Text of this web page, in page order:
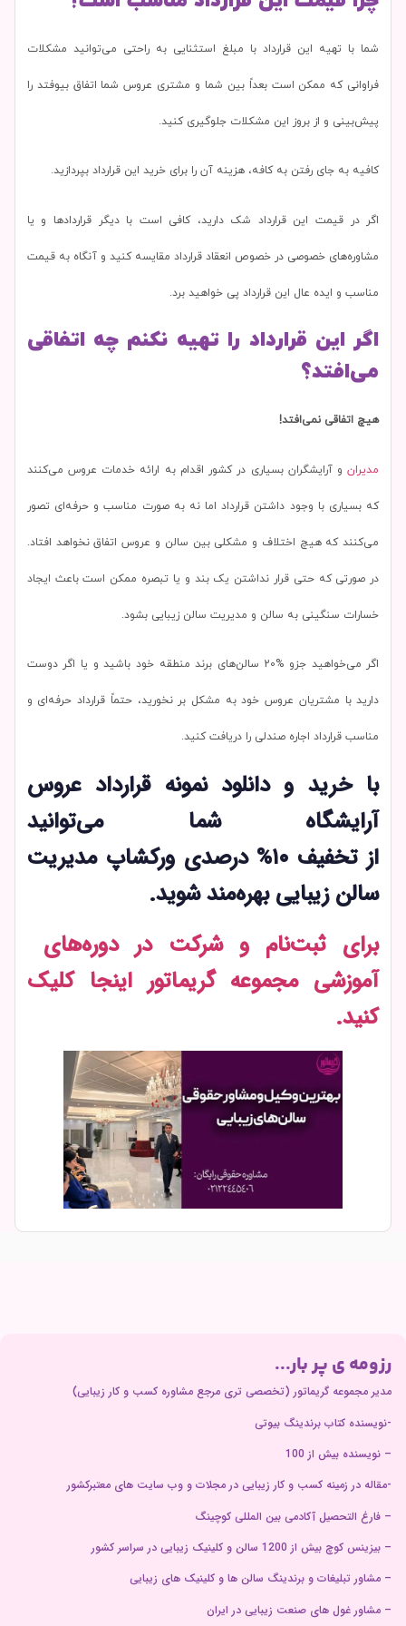
شما با تهیه این قرارداد با مبلغ استثنایی به راحتی می‌توانید مشکلات
فراوانی که ممکن است بعداً بین شما و مشتری عروس شما اتفاق بیوفتد را
پیش‌بینی و از بروز این مشکلات جلوگیری کنید.
کافیه به جای رفتن به کافه، هزینه آن را برای خرید این قرارداد بپردازید.
اگر در قیمت این قرارداد شک دارید، کافی است با دیگر قراردادها و یا
مشاوره‌های خصوصی در خصوص انعقاد قرارداد مقایسه کنید و آنگاه به قیمت
مناسب و ایده عال این قرارداد پی خواهید برد.
اگر این قرارداد را تهیه نکنم چه اتفاقی
می‌افتد؟
هیچ اتفاقی نمی‌افتد!
مدیرانو آرایشگران بسیاری در کشور اقدام به ارائه خدمات عروس می‌کنند
که بسیاری با وجود داشتن قرارداد اما نه به صورت مناسب و حرفه‌ای تصور
می‌کنند که هیچ اختلاف و مشکلی بین سالن و عروس اتفاق نخواهد افتاد.
در صورتی که حتی قرار نداشتن یک بند و یا تبصره ممکن است باعث ایجاد
خسارات سنگینی به سالن و مدیریت سالن زیبایی بشود.
اگر می‌خواهید جزو %20 سالن‌های برند منطقه خود باشید و یا اگر دوست
دارید با مشتریان عروس خود به مشکل بر نخورید، حتماً قرارداد حرفه‌ای و
مناسب قرارداد اجاره صندلی را دریافت کنید.
با خرید و دانلود نمونه قرارداد عروس
آرایشگاه شما می‌توانید
از تخفیف ۱۰% درصدی ورکشاپ مدیریت
سالن زیبایی بهره‌مند شوید.
برای ثبت‌نام و شرکت در دوره‌های
آموزشی مجموعه گریماتور اینجا کلیک
کنید.
رزومه ی پر بار...
مدیر مجموعه گریماتور (تخصصی تری مرجع مشاوره کسب و کار زیبایی)
-نویسنده کتاب برندینگ بیوتی
– نویسنده بیش از 100
-مقاله در زمینه کسب و کار زیبایی در مجلات و وب سایت های معتبرکشور
– فارغ التحصیل آکادمی بین المللی کوچینگ
– بیزینس کوچ بیش از 1200 سالن و کلینیک زیبایی در سراسر کشور
– مشاور تبلیغات و برندینگ سالن ها و کلینیک های زیبایی
– مشاور غول های صنعت زیبایی در ایران